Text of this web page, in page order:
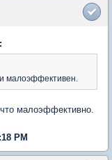
малоэффективен.
малоэффективно.
PM